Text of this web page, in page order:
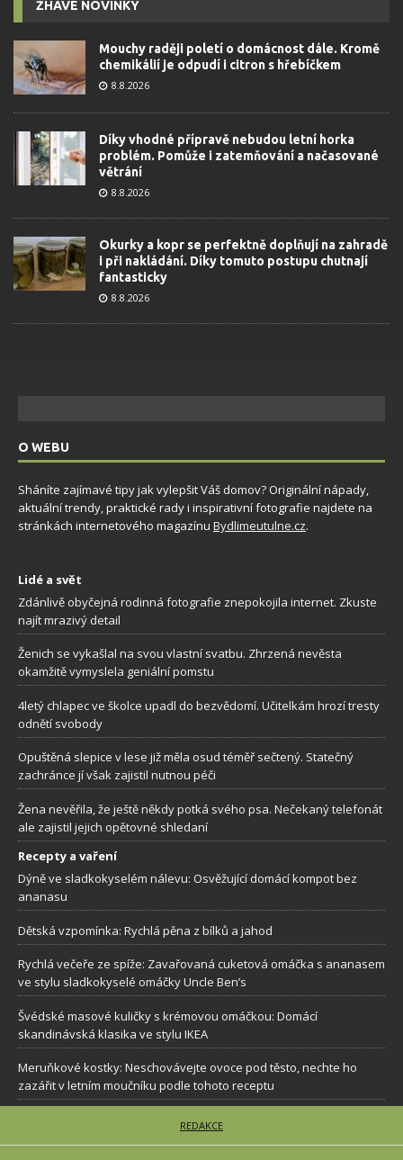
ŽHAVÉ NOVINKY
Mouchy raději poletí o domácnost dále. Kromě
chemikálií je odpudí i citron s hřebíčkem
8.8.2026
Díky vhodné přípravě nebudou letní horka
problém. Pomůže i zatemňování a načasované
větrání
8.8.2026
Okurky a kopr se perfektně doplňují na zahradě
i při nakládání. Díky tomuto postupu chutnají
fantasticky
8.8.2026
O WEBU
Sháníte zajímavé tipy jak vylepšit Váš domov? Originální nápady,
aktuální trendy, praktické rady i inspirativní fotografie najdete na
stránkách internetového magazínu Bydlimeutulne.cz.
Lidé a svět
Zdánlivě obyčejná rodinná fotografie znepokojila internet. Zkuste
najít mrazivý detail
Ženich se vykašlal na svou vlastní svatbu. Zhrzená nevěsta
okamžitě vymyslela geniální pomstu
4letý chlapec ve školce upadl do bezvědomí. Učitelkám hrozí tresty
odnětí svobody
Opuštěná slepice v lese již měla osud téměř sečtený. Statečný
zachránce jí však zajistil nutnou péči
Žena nevěřila, že ještě někdy potká svého psa. Nečekaný telefonát
ale zajistil jejich opětovné shledaní
Recepty a vaření
Dýně ve sladkokyselém nálevu: Osvěžující domácí kompot bez
ananasu
Dětská vzpomínka: Rychlá pěna z bílků a jahod
Rychlá večeře ze spíže: Zavařovaná cuketová omáčka s ananasem
ve stylu sladkokyselé omáčky Uncle Ben’s
Švédské masové kuličky s krémovou omáčkou: Domácí
skandinávská klasika ve stylu IKEA
Meruňkové kostky: Neschovávejte ovoce pod těsto, nechte ho
zazářit v letním moučníku podle tohoto receptu
REDAKCE